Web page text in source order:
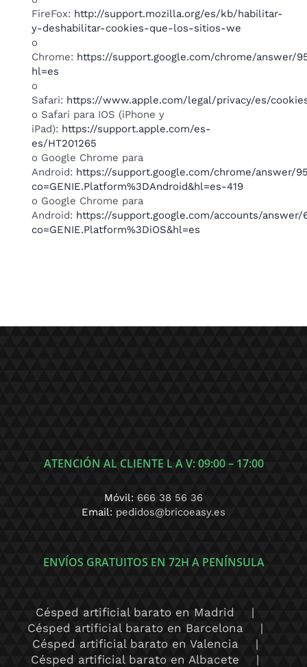
FireFox: http://support.mozilla.org/es/kb/habilitar-
y-deshabilitar-cookies-que-los-sitios-we
o
Chrome: https://support.google.com/chrome/answer/
hl=es
o
Safari: https://www.apple.com/legal/privacy/es/
o Safari para IOS (iPhone y
iPad): https://support.apple.com/es-
es/HT201265
o Google Chrome para
Android: https://support.google.com/chrome/answer/
co=GENIE.Platform%3DAndroid&hl=es-419
o Google Chrome para
Android: https://support.google.com/accounts/answer/
co=GENIE.Platform%3DiOS&hl=es
ATENCIÓN AL CLIENTE L A V: 09:00 – 17:00
Móvil: 666 38 56 36
Email: pedidos@bricoeasy.es
ENVÍOS GRATUITOS EN 72H A PENÍNSULA
Césped artificial barato en Madrid
Césped artificial barato en Barcelona
Césped artificial barato en Valencia
Césped artificial barato en Albacete